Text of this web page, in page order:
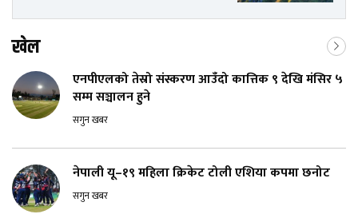
खेल
एनपीएलको तेस्रो संस्करण आउँदो कात्तिक ९ देखि मंसिर ५
सम्म सञ्चालन हुने
सगुन खबर
नेपाली यू–१९ महिला क्रिकेट टोली एशिया कपमा छनोट
सगुन खबर